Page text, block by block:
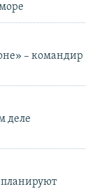
– командир
деле
планируют